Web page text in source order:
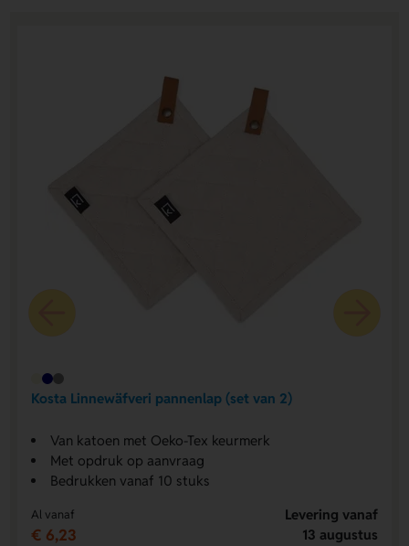
Kosta Linnewäfveri pannenlap (set van 2)
Van katoen met Oeko-Tex keurmerk
Met opdruk op aanvraag
Bedrukken vanaf 10 stuks
Al vanaf
€ 6,23
Levering vanaf
13 augustus